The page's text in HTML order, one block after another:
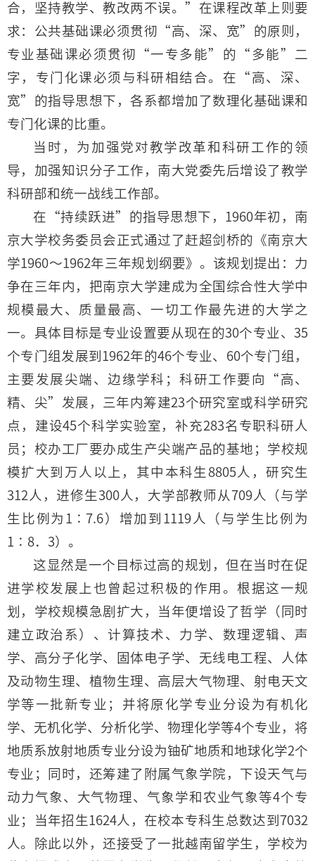
合，坚持教学、教改两不误。”在课程改革上则要
求：公共基础课必须贯彻“高、深、宽”的原则，
专业基础课必须贯彻“一专多能”的“多能”二
字，专门化课必须与科研相结合。在“高、深、
宽”的指导思想下，各系都增加了数理化基础课和
专门化课的比重。
当时，为加强党对教学改革和科研工作的领
导，加强知识分子工作，南大党委先后增设了教学
科研部和统一战线工作部。
在“持续跃进”的指导思想下，1960年初，南
京大学校务委员会正式通过了赶超剑桥的《南京大
学1960～1962年三年规划纲要》。该规划提出：力
争在三年内，把南京大学建成为全国综合性大学中
规模最大、质量最高、一切工作最先进的大学之
一。具体目标是专业设置要从现在的30个专业、35
个专门组发展到1962年的46个专业、60个专门组，
主要发展尖端、边缘学科；科研工作要向“高、
精、尖”发展，三年内筹建23个研究室或科学研究
点，建设45个科学实验室，补充283名专职科研人
员；校办工厂要办成生产尖端产品的基地；学校规
模扩大到万人以上，其中本科生8805人，研究生
312人，进修生300人，大学部教师从709人（与学
生比例为1∶7.6）增加到1119人（与学生比例为
1∶8．3）。
这显然是一个目标过高的规划，但在当时在促
进学校发展上也曾起过积极的作用。根据这一规
划，学校规模急剧扩大，当年便增设了哲学（同时
建立政治系）、计算技术、力学、数理逻辑、声
学、高分子化学、固体电子学、无线电工程、人体
及动物生理、植物生理、高层大气物理、射电天文
学等一批新专业；并将原化学专业分设为有机化
学、无机化学、分析化学、物理化学等4个专业，将
地质系放射地质专业分设为铀矿地质和地球化学2个
专业；同时，还筹建了附属气象学院，下设天气与
动力气象、大气物理、气象学和农业气象等4个专
业；当年招生1624人，在校本专科生总数达到7032
人。除此以外，还接受了一批越南留学生，学校为